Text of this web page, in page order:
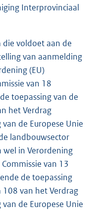
Interprovinciaal
voldoet aan de
van aanmelding
(EU)
van 18
toepassing van de
het Verdrag
de Europese Unie
landbouwsector
wel in Verordening
van 13
de toepassing
van het Verdrag
de Europese Unie